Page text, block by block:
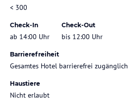
< 300
Check-In
ab 14:00 Uhr
Check-Out
bis 12:00 Uhr
Barrierefreiheit
Gesamtes Hotel barrierefrei zugänglich
Haustiere
Nicht erlaubt